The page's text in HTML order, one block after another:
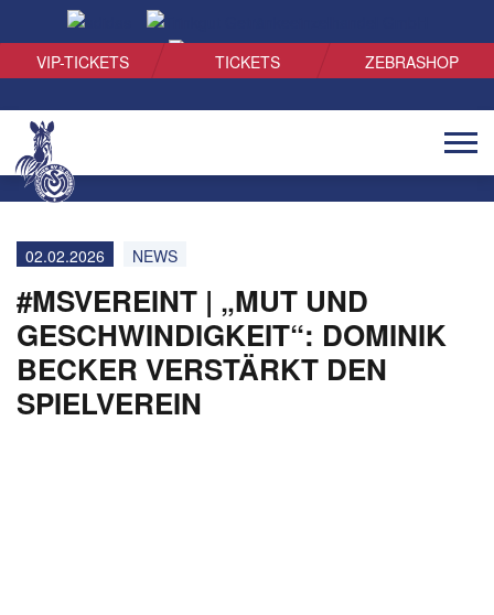
VIP-TICKETS TICKETS ZEBRASHOP
02.02.2026 NEWS
#MSVEREINT | „MUT UND
GESCHWINDIGKEIT“: DOMINIK
BECKER VERSTÄRKT DEN
SPIELVEREIN